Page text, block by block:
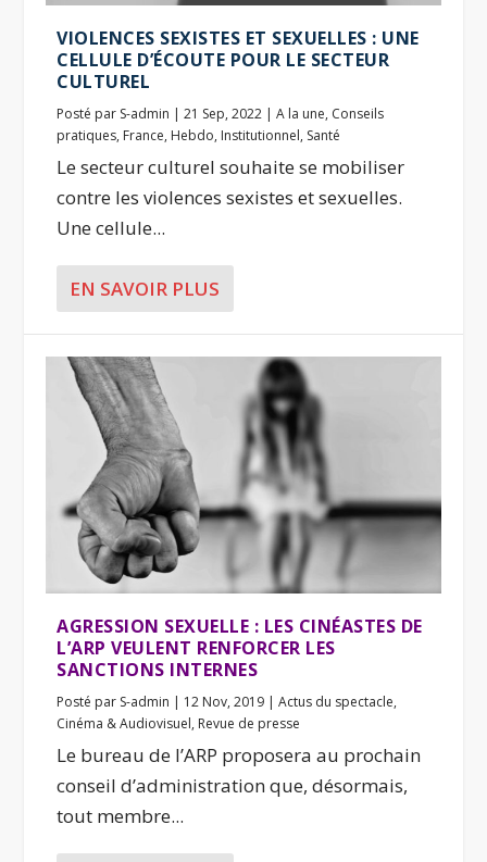
VIOLENCES SEXISTES ET SEXUELLES : UNE
CELLULE D’ÉCOUTE POUR LE SECTEUR
CULTUREL
Posté par S-admin |21 Sep, 2022 |A la une, Conseils
pratiques, France, Hebdo, Institutionnel, Santé
Le secteur culturel souhaite se mobiliser
contre les violences sexistes et sexuelles.
Une cellule...
EN SAVOIR PLUS
AGRESSION SEXUELLE : LES CINÉASTES DE
L’ARP VEULENT RENFORCER LES
SANCTIONS INTERNES
Posté par S-admin | 12 Nov, 2019 |Actus du spectacle,
Cinéma & Audiovisuel, Revue de presse
Le bureau de l’ARP proposera au prochain
conseil d’administration que, désormais,
tout membre...